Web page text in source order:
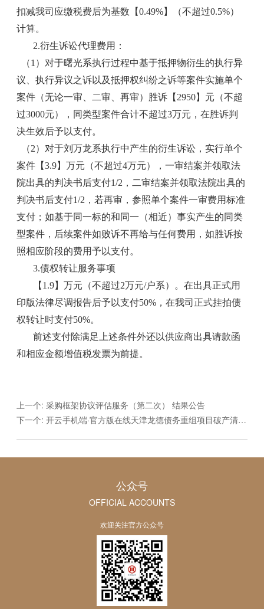
扣减我司应缴税费后为基数【0.49%】（不超过0.5%）
计算。
2.衍生诉讼代理费用：
（1）对于曙光系执行过程中基于抵押物衍生的执行异
议、执行异议之诉以及抵押权纠纷之诉等案件实施单个
案件（无论一审、二审、再审）胜诉【2950】元（不超
过3000元），同类型案件合计不超过3万元，在胜诉判
决生效后予以支付。
（2）对于刘万龙系执行中产生的衍生诉讼，实行单个
案件【3.9】万元（不超过4万元），一审结案并领取法
院出具的判决书后支付1/2，二审结案并领取法院出具的
判决书后支付1/2，若再审，参照单个案件一审费用标准
支付；如基于同一标的和同一（相近）事实产生的同类
型案件，后续案件如败诉不再给与任何费用，如胜诉按
照相应阶段的费用予以支付。
3.债权转让服务事项
【1.9】万元（不超过2万元/户系）。在出具正式用
印版法律尽调报告后予以支付50%，在我司正式挂拍债
权转让时支付50%。
前述支付除满足上述条件外还以供应商出具请款函
和相应金额增值税发票为前提。
上一个:采购框架协议评估服务（第二次） 结果公告
下一个:开云手机端·官方版在线天津龙德债务重组项目破产清算法律服务采购公告
公众号
OFFICIAL ACCOUNTS
欢迎关注官方公众号